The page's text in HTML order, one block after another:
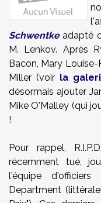
Schwentkeadapté
M. Lenkov. Après
Bacon, Mary
Miller (voir la
désormais ajouter
Mike O'Malley (qui
!
Pour rappel,
récemment tué,
l'équipe
Department